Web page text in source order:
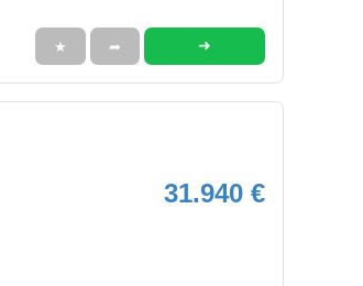
★ ➦ ➜
31.940 €